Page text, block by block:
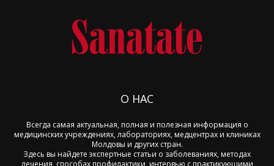
О НАС
Всегда самая актуальная, полная и полезная информация о
медицинских учреждениях, лабораториях, медцентрах и клиниках
Молдовы и других стран.
Здесь вы найдете экспертные статьи о заболеваниях, методах
лечения, способах профилактики, интервью с практикующими